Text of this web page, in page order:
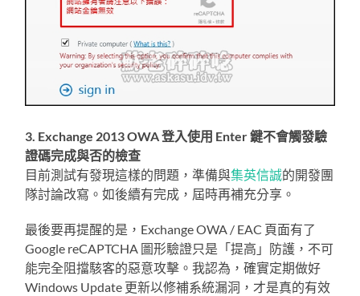
3. Exchange 2013 OWA 登入使用 Enter 鍵不會觸發驗
證碼完成與否的檢查
目前測試有發現這樣的問題，準備與集英信誠的開發團
隊討論改寫。如後續有完成，屆時再補充分享。
最後要再提醒的是，Exchange OWA / EAC 頁面有了
Google reCAPTCHA 圖形驗證只是「提高」防護，不可
能完全阻擋駭客的惡意攻擊。我認為，確實定期做好
Windows Update 更新以修補系統漏洞，才是真的有效